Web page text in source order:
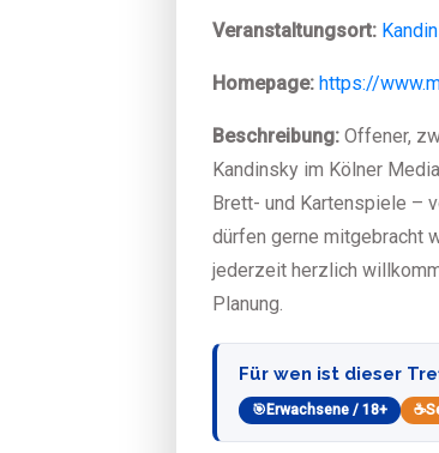
Veranstaltungsort:
Homepage: https://
Beschreibung: Offener,
Kandinsky im Kölner
Brett- und Kartenspiele –
dürfen gerne mitgebracht
jederzeit herzlich
Planung.
Für wen ist dieser
🎯 Erwachsene / 18+ ☕